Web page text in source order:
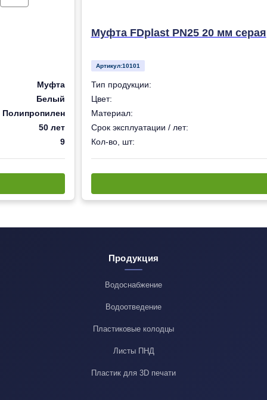
Муфта
Белый
Полипропилен
50 лет
9
Муфта FDplast PN25 20 мм серая
Артикул:10101
Тип продукции:
Цвет:
Материал:
Срок эксплуатации / лет:
Кол-во, шт:
Продукция
Водоснабжение
Водоотведение
Пластиковые колодцы
Листы ПНД
Пластик для 3D печати